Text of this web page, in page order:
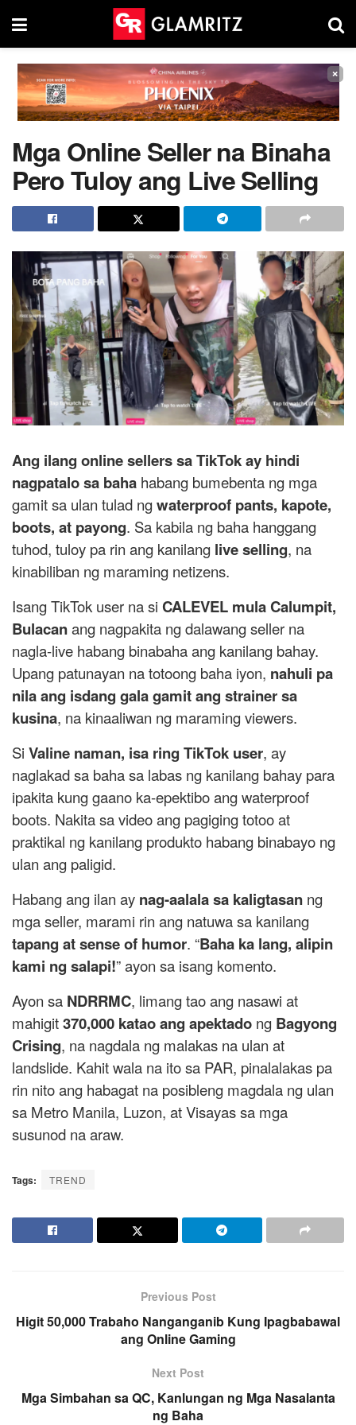
×
Mga Online Seller na Binaha
Pero Tuloy ang Live Selling
Ang ilang online sellers sa TikTok ay hindi
nagpatalo sa baha habang bumebenta ng mga
gamit sa ulan tulad ngwaterproof pants, kapote,
boots, at payong. Sa kabila ng baha hanggang
tuhod, tuloy pa rin ang kanilang live selling, na
kinabiliban ng maraming netizens.
Isang TikTok user na si CALEVEL mula Calumpit,
Bulacanang nagpakita ng dalawang seller na
nagla-live habang binabaha ang kanilang bahay.
Upang patunayan na totoong baha iyon, nahuli pa
nila ang isdang gala gamit ang strainer sa
kusina, na kinaaliwan ng maraming viewers.
Si Valine naman, isa ring TikTok user, ay
naglakad sa baha sa labas ng kanilang bahay para
ipakita kung gaano ka-epektibo ang waterproof
boots. Nakita sa video ang pagiging totoo at
praktikal ng kanilang produkto habang binabayo ng
ulan ang paligid.
Habang ang ilan ay nag-aalala sa kaligtasan ng
mga seller, marami rin ang natuwa sa kanilang
tapang at sense of humor. “Baha ka lang, alipin
kami ng salapi!” ayon sa isang komento.
Ayon sa NDRRMC, limang tao ang nasawi at
mahigit370,000 katao ang apektado ng Bagyong
Crising, na nagdala ng malakas na ulan at
landslide. Kahit wala na ito sa PAR, pinalalakas pa
rin nito ang habagat na posibleng magdala ng ulan
sa Metro Manila, Luzon, at Visayas sa mga
susunod na araw.
Tags: TREND
Previous Post
Higit 50,000 Trabaho Nanganganib Kung Ipagbabawal
ang Online Gaming
Next Post
Mga Simbahan sa QC, Kanlungan ng Mga Nasalanta
ng Baha